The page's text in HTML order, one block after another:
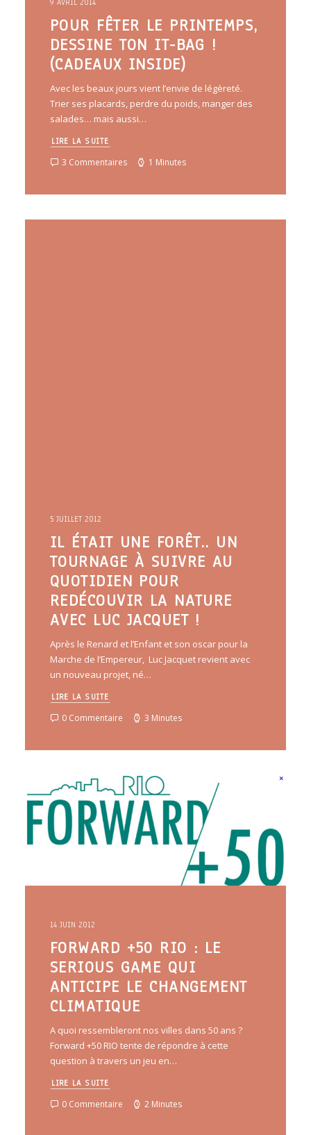
POUR FÊTER LE PRINTEMPS,
DESSINE TON IT-BAG !
(CADEAUX INSIDE)
Avec les beaux jours vient l’envie de légèreté.
Trier ses placards, perdre du poids, manger des
salades… mais aussi…
LIRE LA SUITE
3 Commentaires 1 Minutes
5 JUILLET 2012
IL ÉTAIT UNE FORÊT.. UN
TOURNAGE À SUIVRE AU
QUOTIDIEN POUR
REDÉCOUVIR LA NATURE
AVEC LUC JACQUET !
Après le Renard et l’Enfant et son oscar pour la
Marche de l’Empereur, Luc Jacquet revient avec
un nouveau projet, né…
LIRE LA SUITE
0 Commentaire 3 Minutes
14 JUIN 2012
FORWARD +50 RIO : LE
SERIOUS GAME QUI
ANTICIPE LE CHANGEMENT
CLIMATIQUE
A quoi ressembleront nos villes dans 50 ans ?
Forward +50 RIO tente de répondre à cette
question à travers un jeu en…
LIRE LA SUITE
0 Commentaire 2 Minutes